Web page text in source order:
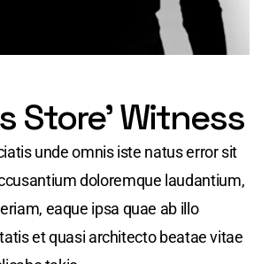
Store' Witness
unde omnis iste natus error sit
doloremque laudantium,
eaque ipsa quae ab illo
et quasi architecto beatae vitae